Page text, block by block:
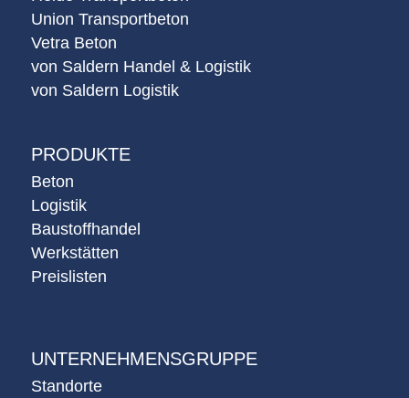
Union Transportbeton
Vetra Beton
von Saldern Handel & Logistik
von Saldern Logistik
PRODUKTE
Beton
Logistik
Baustoffhandel
Werkstätten
Preislisten
UNTERNEHMENSGRUPPE
Standorte